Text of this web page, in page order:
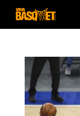
Saltar